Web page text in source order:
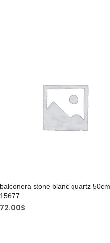
balconera stone blanc quartz 50cm
15677
72.00$